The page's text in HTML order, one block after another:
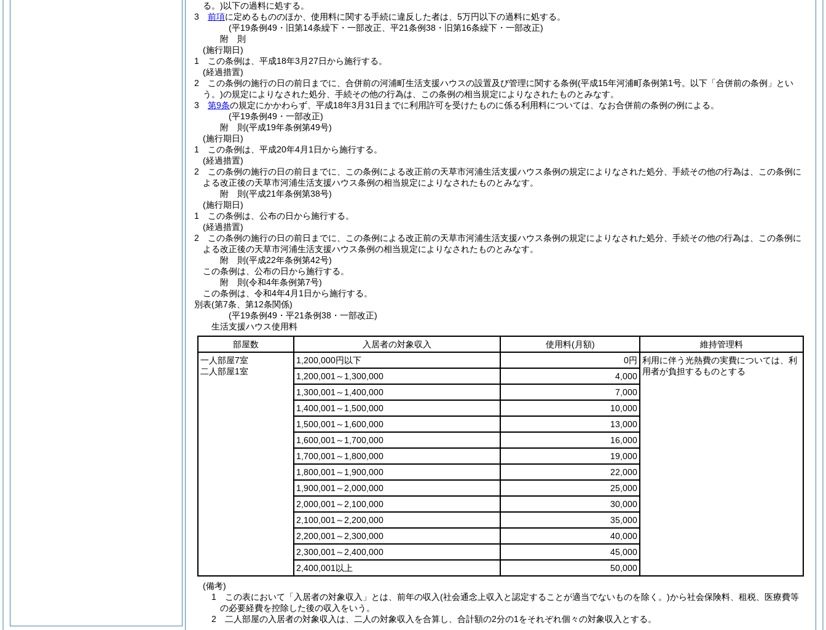
る。)以下の過料に処する。
3
前項に定めるもののほか、使用料に関する手続に違反した者は、5万円以下の過料に処する。
(平19条例49・旧第14条繰下・一部改正、平21条例38・旧第16条繰下・一部改正)
附 則
(施行期日)
1
この条例は、平成18年3月27日から施行する。
(経過措置)
2
この条例の施行の日の前日までに、合併前の河浦町生活支援ハウスの設置及び管理に関する条例(平成15年河浦町条例第1号。以下「合併前の条例」とい
う。)の規定によりなされた処分、手続その他の行為は、この条例の相当規定によりなされたものとみなす。
3
第9条の規定にかかわらず、平成18年3月31日までに利用許可を受けたものに係る利用料については、なお合併前の条例の例による。
(平19条例49・一部改正)
附 則(平成19年条例第49号)
(施行期日)
1
この条例は、平成20年4月1日から施行する。
(経過措置)
2
この条例の施行の日の前日までに、この条例による改正前の天草市河浦生活支援ハウス条例の規定によりなされた処分、手続その他の行為は、この条例に
よる改正後の天草市河浦生活支援ハウス条例の相当規定によりなされたものとみなす。
附 則(平成21年条例第38号)
(施行期日)
1
この条例は、公布の日から施行する。
(経過措置)
2
この条例の施行の日の前日までに、この条例による改正前の天草市河浦生活支援ハウス条例の規定によりなされた処分、手続その他の行為は、この条例に
よる改正後の天草市河浦生活支援ハウス条例の相当規定によりなされたものとみなす。
附 則(平成22年条例第42号)
この条例は、公布の日から施行する。
附 則(令和4年条例第7号)
この条例は、令和4年4月1日から施行する。
別表(第7条、第12条関係)
(平19条例49・平21条例38・一部改正)
生活支援ハウス使用料
部屋数
入居者の対象収入 使用料(月額)
維持管理料
一人部屋7室
二人部屋1室
1,200,000円以下 0円
利用に伴う光熱費の実費については、利
用者が負担するものとする
1,200,001～1,300,000
4,000
1,300,001～1,400,000
7,000
1,400,001～1,500,000
10,000
1,500,001～1,600,000
13,000
1,600,001～1,700,000
16,000
1,700,001～1,800,000
19,000
1,800,001～1,900,000
22,000
1,900,001～2,000,000
25,000
2,000,001～2,100,000
30,000
2,100,001～2,200,000
35,000
2,200,001～2,300,000
40,000
2,300,001～2,400,000
45,000
2,400,001以上
50,000
(備考)
1 この表において「入居者の対象収入」とは、前年の収入(社会通念上収入と認定することが適当でないものを除く。)から社会保険料、租税、医療費等
の必要経費を控除した後の収入をいう。
2 二人部屋の入居者の対象収入は、二人の対象収入を合算し、合計額の2分の1をそれぞれ個々の対象収入とする。